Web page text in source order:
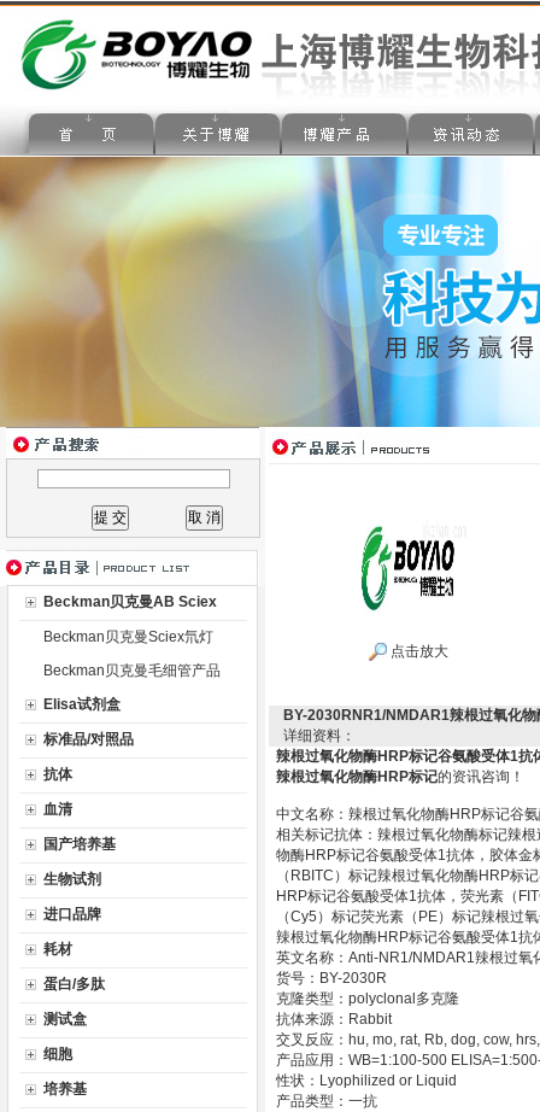
Beckman贝克曼AB Sciex
Beckman贝克曼Sciex氘灯
Beckman贝克曼毛细管产品
Elisa试剂盒
标准品/对照品
抗体
血清
国产培养基
生物试剂
进口品牌
耗材
蛋白/多肽
测试盒
细胞
培养基
点击放大
BY-2030RNR1/NMDAR1辣根过氧化
详细资料：
辣根过氧化物酶HRP标记谷氨酸受体1抗
辣根过氧化物酶HRP标记的资讯咨询！
中文名称：辣根过氧化物酶HRP标记谷
相关标记抗体：辣根过氧化物酶标记辣
物酶HRP标记谷氨酸受体1抗体，胶体
（RBITC）标记辣根过氧化物酶HRP标
HRP标记谷氨酸受体1抗体，荧光素（
（Cy5）标记荧光素（PE）标记辣根过
辣根过氧化物酶HRP标记谷氨酸受体1抗
英文名称：Anti-NR1/NMDAR1辣根过氧
货号：BY-2030R
克隆类型：polyclonal多克隆
抗体来源：Rabbit
交叉反应：hu, mo, rat, Rb, dog, cow,
产品应用：WB=1:100-500
性状：Lyophilized or Liquid
产品类型：一抗